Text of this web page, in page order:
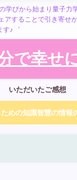
びから始まり量子
することで引き寄
す♪゛
で幸せ
いただいたご感想
めの知識智慧の